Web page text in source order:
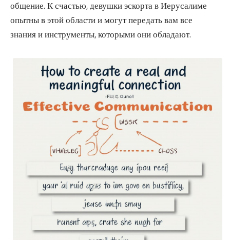
общение. К счастью, девушки эскорта в Иерусалиме
опытны в этой области и могут передать вам все
знания и инструменты, которыми они обладают.